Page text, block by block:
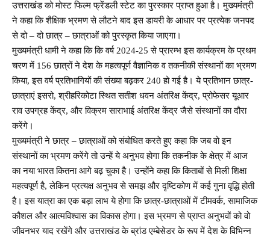
उत्तराखंड को मोस्ट फिल्म फ्रेंडली स्टेट का पुरस्कार प्राप्त हुआ है। मुख्यमंत्री
ने कहा कि शैक्षिक भ्रमण से लौटने बाद इस डायरी के आधार पर प्रत्येक जनपद
से दो – दो छात्र – छात्राओं को पुरस्कृत किया जाएगा।
मुख्यमंत्री धामी ने कहा कि कि वर्ष 2024-25 से प्रारम्भ इस कार्यक्रम के प्रथम
चरण में 156 छात्रों ने देश के महत्वपूर्ण वैज्ञानिक व तकनीकी संस्थानों का भ्रमण
किया, इस वर्ष प्रतिभागियों की संख्या बढ़कर 240 हो गई है। ये प्रतिभान छात्र-
छात्राएं इसरो, श्रीहरिकोटा स्थित सतीश धवन अंतरिक्ष केंद्र, प्रोफेसर यूआर
राव उपग्रह केंद्र, और विक्रम साराभाई अंतरिक्ष केंद्र जैसे संस्थानों का दौरा
करेंगे।
मुख्यमंत्री ने छात्र – छात्राओं को संबोधित करते हुए कहा कि जब वो इन
संस्थानों का भ्रमण करेंगे तो उन्हें ये अनुभव होगा कि तकनीक के क्षेत्र में आज
का नया भारत कितना आगे बढ़ चुका है। उन्होंने कहा कि किताबों से मिली शिक्षा
महत्वपूर्ण है, लेकिन प्रत्यक्ष अनुभव से समझ और दृष्टिकोण में कई गुना वृद्धि होती
है। इस यात्रा का एक बड़ा लाभ ये होगा कि छात्र-छात्राओं में टीमवर्क, सामाजिक
कौशल और आत्मविश्वास का विकास होगा। इस भ्रमण से प्राप्त अनुभवों को वो
जीवनभर याद रखेंगे और उत्तराखंड के ब्रांड एम्बेसेडर के रूप में देश के विभिन्न